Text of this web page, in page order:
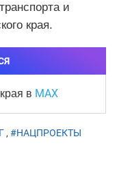
и
края.
в MAX
, #НАЦПРОЕКТЫ